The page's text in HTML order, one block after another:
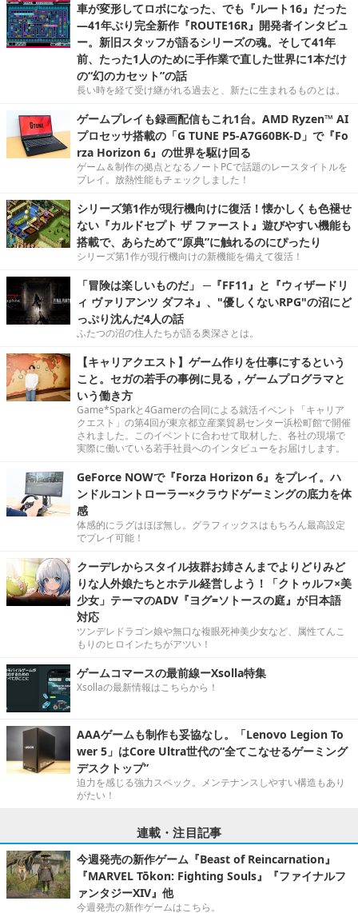
車が変形してロボになった、でも『ルート16』だった
―41年ぶり完全新作『ROUTE16R』開発者インタビュ
ー。新旧スタッフが語るシリーズの魂。そして41年
前、たった1人のために手作業で直した世界に1本だけ
の“幻のカセット”の話
長い時を経て受け継がれる過去と、新たに生まれるものとは。
ゲームプレイも録画配信もこれ1台。AMD Ryzen™ AI
プロセッサ搭載の「G TUNE P5-A7G60BK-D」で『Fo
rza Horizon 6』の世界を駆け回る
ゲーム＆制作の拠点となるノートPCで話題のレースタイトルを
プレイ。放熱性能もチェックしました！
シリーズ第1作が現行機向けに復活！懐かしくも色褪せ
ない『カルドセプト ザ ファースト』遊びやすい機能も
搭載で、あらためて“原典”に触れるのにぴったり
シリーズ第1作が現行機向けの新機能を備えて復活！
「冒険は楽しいものだ」 ─『FF11』と『ウィザードリ
ィ ヴァリアンツ ダフネ』、"優しくないRPG"の沼にど
っぷり沈んだ4人の話
ふたつの沼の住人たちが語る奥深さとは。
【キャリアクエスト】ゲーム作りを仕事にするという
こと。セガの若手の事例に見る，ゲームプログラマと
いう働き方
Game*Sparkと4Gamerの合同による就活イベント「キャリア
クエスト」の第4回が東京都立産業貿易センター浜松町館で開催
されました。このイベントに合わせて取材した、各社の現場で
実際に働いている若手社員へのインタビューをお届けします。
GeForce NOWで『Forza Horizon 6』をプレイ。ハ
ンドルコントローラー×クラウドゲーミングの底力を体
感
体感的にラグはほぼ無し。グラフィックスはもちろん最高設定
でプレイ可能！
クーデレからスタイル抜群お姉さんまでよりどりみど
りな人外娘たちとホテル経営しよう！「クトゥルフ×美
少女」テーマのADV『ヨグ=ソトースの庭』が日本語
対応
ツンデレドラゴン娘や無口な複眼死神美少女など、属性てんこ
もりのヒロインたちがアツい！
ゲームコマースの最前線ーXsolla特集
Xsollaの最新情報はこちらから！
AAAゲームも制作も妥協なし。「Lenovo Legion To
wer 5」はCore Ultra世代の“全てこなせるゲーミング
デスクトップ”
迫力を感じる強力スペック。メンテナンスしやすい構造もあり
がたい！
連載・注目記事
今週発売の新作ゲーム『Beast of Reincarnation』
『MARVEL Tōkon: Fighting Souls』『ファイナルフ
ァンタジーXIV』他
今週発売の新作ゲームはこちら。